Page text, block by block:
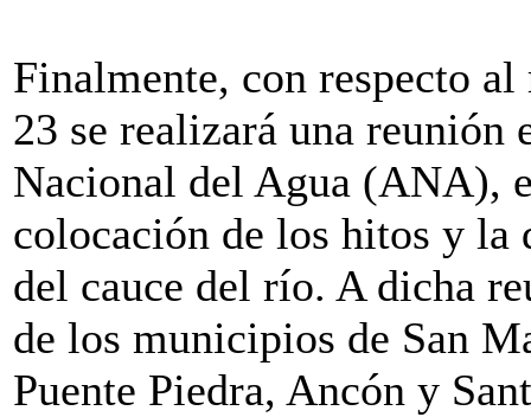
Finalmente, con respecto
23 se realizará una
Nacional del Agua (ANA),
colocación de los hitos y
del cauce del río. A dicha
de los municipios de San
Puente Piedra, Ancón y